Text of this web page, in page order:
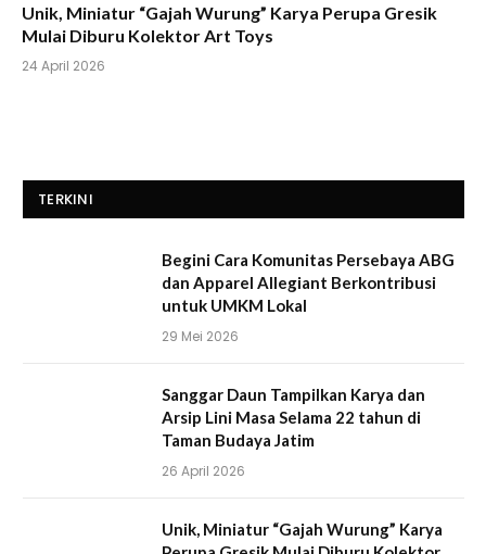
Unik, Miniatur “Gajah Wurung” Karya Perupa Gresik
Mulai Diburu Kolektor Art Toys
24 April 2026
TERKINI
Begini Cara Komunitas Persebaya ABG
dan Apparel Allegiant Berkontribusi
untuk UMKM Lokal
29 Mei 2026
Sanggar Daun Tampilkan Karya dan
Arsip Lini Masa Selama 22 tahun di
Taman Budaya Jatim
26 April 2026
Unik, Miniatur “Gajah Wurung” Karya